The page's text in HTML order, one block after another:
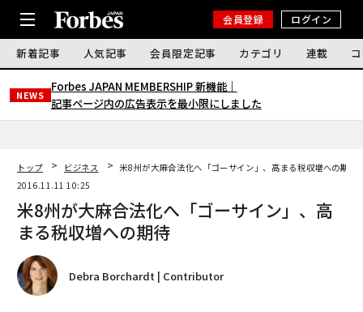
会員登録 ログイン
新着記事 人気記事 会員限定記事 カテゴリ 連載
NEWS
Forbes JAPAN MEMBERSHIP 新機能｜
記事ページ内の広告表示を最小限にしました
トップ ビジネス
米8州が大麻合法化へ「ゴーサイン」、高まる税収増への期待
2016.11.11 10:25
米8州が大麻合法化へ「ゴーサイン」、高
まる税収増への期待
Debra Borchardt | Contributor